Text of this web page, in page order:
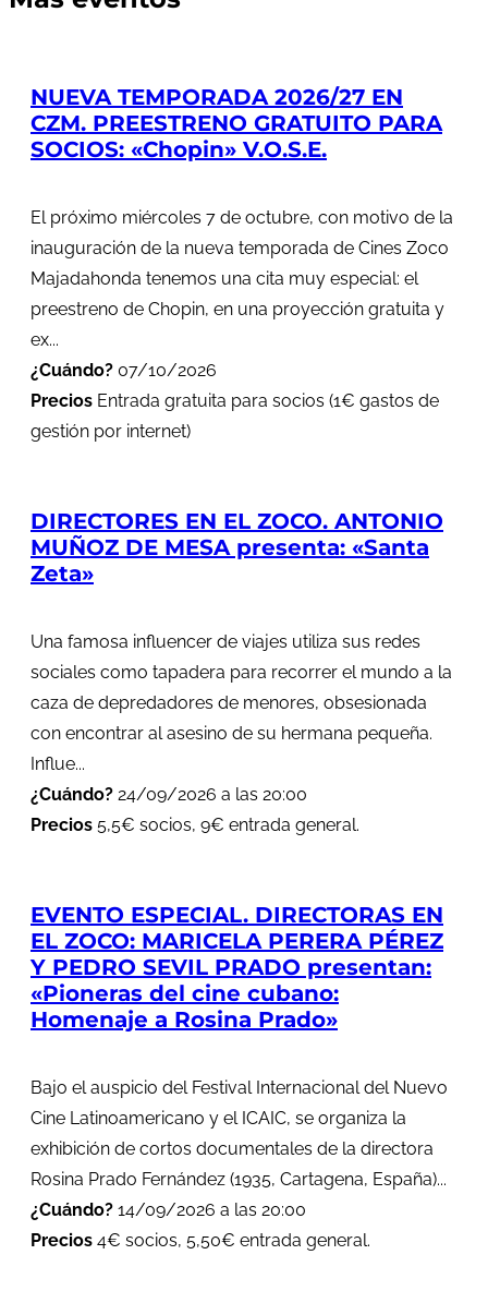
NUEVA TEMPORADA 2026/27 EN
CZM. PREESTRENO GRATUITO PARA
SOCIOS: «Chopin» V.O.S.E.
El próximo miércoles 7 de octubre, con motivo de la
inauguración de la nueva temporada de Cines Zoco
Majadahonda tenemos una cita muy especial: el
preestreno de Chopin, en una proyección gratuita y
ex...
¿Cuándo? 07/10/2026
Precios Entrada gratuita para socios (1€ gastos de
gestión por internet)
DIRECTORES EN EL ZOCO. ANTONIO
MUÑOZ DE MESA presenta: «Santa
Zeta»
Una famosa influencer de viajes utiliza sus redes
sociales como tapadera para recorrer el mundo a la
caza de depredadores de menores, obsesionada
con encontrar al asesino de su hermana pequeña.
Influe...
¿Cuándo? 24/09/2026 a las 20:00
Precios 5,5€ socios, 9€ entrada general.
EVENTO ESPECIAL. DIRECTORAS EN
EL ZOCO: MARICELA PERERA PÉREZ
Y PEDRO SEVIL PRADO presentan:
«Pioneras del cine cubano:
Homenaje a Rosina Prado»
Bajo el auspicio del Festival Internacional del Nuevo
Cine Latinoamericano y el ICAIC, se organiza la
exhibición de cortos documentales de la directora
Rosina Prado Fernández (1935, Cartagena, España)...
¿Cuándo? 14/09/2026 a las 20:00
Precios 4€ socios, 5,50€ entrada general.